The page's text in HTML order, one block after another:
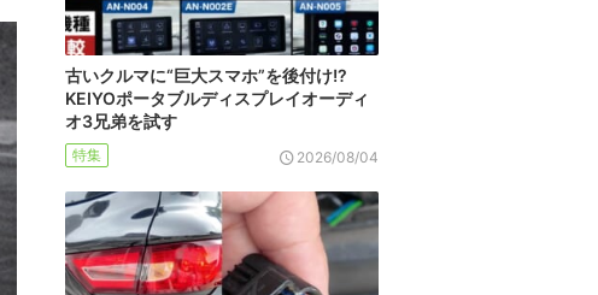
古いクルマに“巨大スマホ”を後付け!?
KEIYOポータブルディスプレイオーディ
オ3兄弟を試す
特集 2026/08/04